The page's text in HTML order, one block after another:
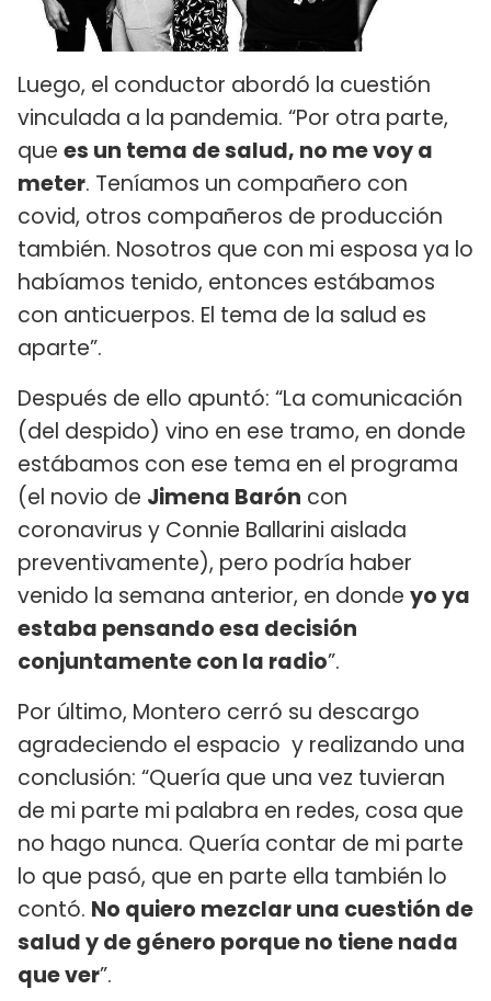
Luego, el conductor abordó la cuestión
vinculada a la pandemia. “Por otra parte,
que es un tema de salud, no me voy a
meter. Teníamos un compañero con
covid, otros compañeros de producción
también. Nosotros que con mi esposa ya lo
habíamos tenido, entonces estábamos
con anticuerpos. El tema de la salud es
aparte”.
Después de ello apuntó: “La comunicación
(del despido) vino en ese tramo, en donde
estábamos con ese tema en el programa
(el novio de Jimena Barón con
coronavirus y Connie Ballarini aislada
preventivamente), pero podría haber
venido la semana anterior, en donde yo ya
estaba pensando esa decisión
conjuntamente con la radio”.
Por último, Montero cerró su descargo
agradeciendo el espacio y realizando una
conclusión: “Quería que una vez tuvieran
de mi parte mi palabra en redes, cosa que
no hago nunca. Quería contar de mi parte
lo que pasó, que en parte ella también lo
contó. No quiero mezclar una cuestión de
salud y de género porque no tiene nada
que ver”.